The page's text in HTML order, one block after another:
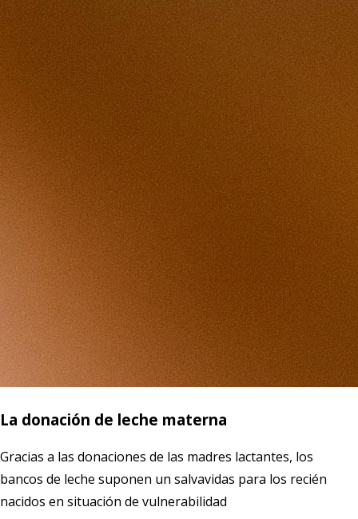
La donación de leche materna
Gracias a las donaciones de las madres lactantes, los
bancos de leche suponen un salvavidas para los recién
nacidos en situación de vulnerabilidad